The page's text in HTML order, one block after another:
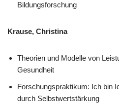
Krause, Christina
Theorien und Modelle von
Gesundheit
Forschungspraktikum: Ich bin
durch Selbstwertstärkung